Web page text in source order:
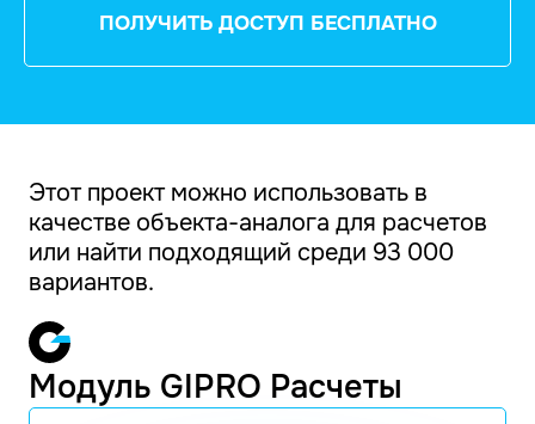
ПОЛУЧИТЬ ДОСТУП БЕСПЛАТНО
Этот проект можно использовать в
качестве объекта-аналога для расчетов
или найти подходящий среди 93 000
вариантов.
Модуль GIPRO Расчеты